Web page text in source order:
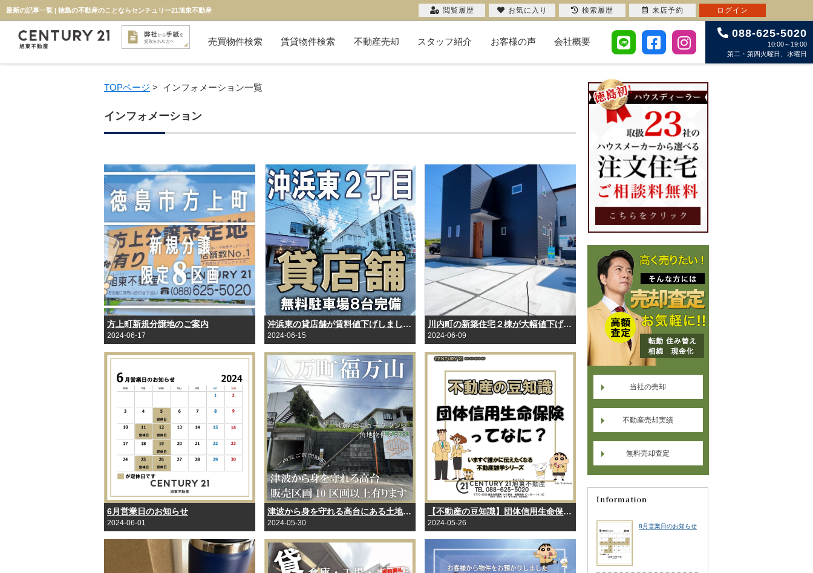
最新の記事一覧 | 徳島の不動産のことならセンチュリー21旭東不動産
売買物件検索 賃貸物件検索 不動産売却 スタッフ紹介 お客様の声 会社概要
088-625-5020
10:00～19:00
第二・第四火曜日、水曜日
TOPページ > インフォメーション一覧
インフォメーション
方上町新規分譲地のご案内
2024-06-17
沖浜東の貸店舗が賃料値下げしました！
2024-06-15
川内町の新築住宅２棟が大幅値下げしました！
2024-06-09
6月営業日のお知らせ
2024-06-01
津波から身を守れる高台にある土地、10区画以上あります。
2024-05-30
【不動産の豆知識】団体信用生命保険とは？
2024-05-26
当社の売却
不動産売却実績
無料売却査定
閲覧履歴 お気に入り 検索履歴 来店予約 ログイン